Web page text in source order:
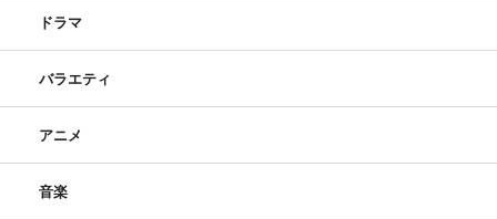
ドラマ
バラエティ
アニメ
音楽